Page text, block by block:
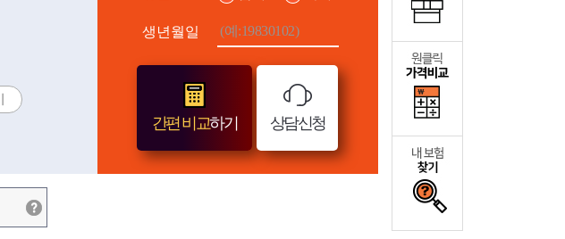
생년월일
간편 비교하기 상담신청